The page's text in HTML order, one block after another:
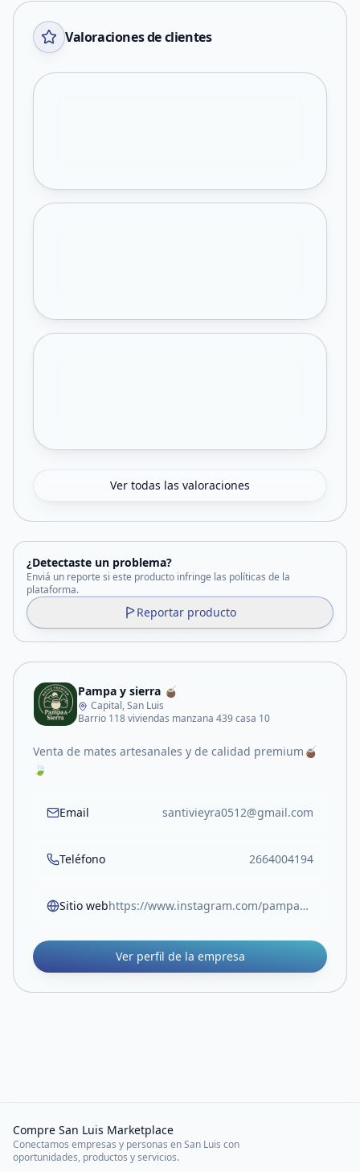
Valoraciones de clientes
Ver todas las valoraciones
¿Detectaste un problema?
Enviá un reporte si este producto infringe las políticas de la
plataforma.
Reportar producto
Pampa y sierra 🧉
Capital, San Luis
Barrio 118 viviendas manzana 439 casa 10
Venta de mates artesanales y de calidad premium🧉
🍃
Email santivieyra0512@gmail.com
Teléfono 2664004194
Sitio web https://www.instagram.com/pampaysierra?igsh=czB1YTMyd3BqamVn&utm_source=qr
Ver perfil de la empresa
Compre San Luis Marketplace
Conectamos empresas y personas en San Luis con
oportunidades, productos y servicios.